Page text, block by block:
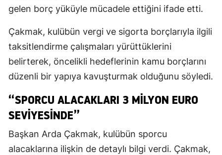
gelen borç yüküyle mücadele ettiğini ifade etti.
Çakmak, kulübün vergi ve sigorta borçlarıyla ilgili
taksitlendirme çalışmaları yürüttüklerini
belirterek, öncelikli hedeflerinin kamu borçlarını
düzenli bir yapıya kavuşturmak olduğunu söyledi.
“SPORCU ALACAKLARI 3 MILYON EURO
SEVIYESINDE”
Başkan Arda Çakmak, kulübün sporcu
alacaklarına ilişkin de detaylı bilgi verdi. Çakmak,